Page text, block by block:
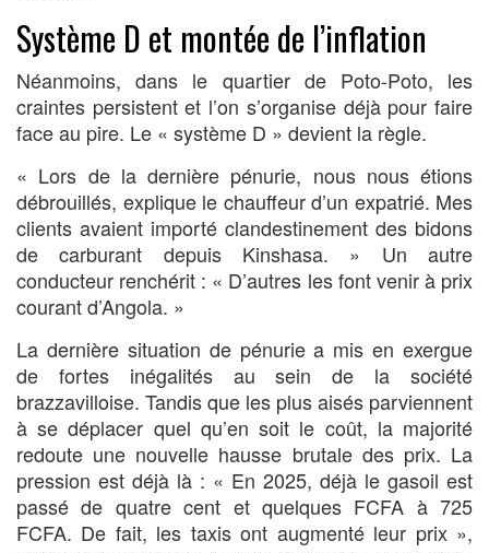
Système D et montée de l’inflation
Néanmoins, dans le quartier de Poto-Poto, les
craintes persistent et l’on s’organise déjà pour faire
face au pire. Le « système D » devient la règle.
« Lors de la dernière pénurie, nous nous étions
débrouillés, explique le chauffeur d’un expatrié. Mes
clients avaient importé clandestinement des bidons
de carburant depuis Kinshasa. » Un autre
conducteur renchérit : « D’autres les font venir à prix
courant d’Angola. »
La dernière situation de pénurie a mis en exergue
de fortes inégalités au sein de la société
brazzavilloise. Tandis que les plus aisés parviennent
à se déplacer quel qu’en soit le coût, la majorité
redoute une nouvelle hausse brutale des prix. La
pression est déjà là : « En 2025, déjà le gasoil est
passé de quatre cent et quelques FCFA à 725
FCFA. De fait, les taxis ont augmenté leur prix »,